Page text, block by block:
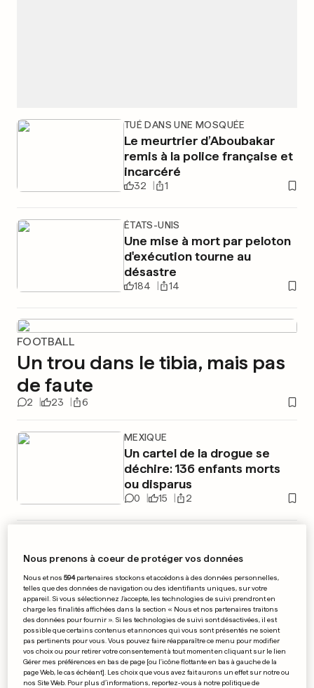
TUÉ DANS UNE MOSQUÉE
Le meurtrier d’Aboubakar
remis à la police française et
incarcéré
32 1
ÉTATS-UNIS
Une mise à mort par peloton
d'exécution tourne au
désastre
184 14
FOOTBALL
Un trou dans le tibia, mais pas
de faute
2 23 6
MEXIQUE
Un cartel de la drogue se
déchire: 136 enfants morts
ou disparus
0 15 2
Elle devrait témoigner lors du
0 22 0
PUBLICITÉ
Nous prenons à coeur de protéger vos données
Nous et nos594partenaires stockons et accédons à des données personnelles,
telles que des données de navigation ou des identifiants uniques, sur votre
appareil. Si vous sélectionnez J'accepte, les technologies de suivi prendront en
charge les finalités affichées dans la section « Nous et nos partenaires traitons
des données pour fournir ». Si les technologies de suivi sont désactivées, il est
possible que certains contenus et annonces qui vous sont présentés ne soient
pas pertinents pour vous. Vous pouvez faire réapparaître ce menu pour modifier
vos choix ou pour retirer votre consentement à tout moment en cliquant sur le lien
Gérer mes préférences en bas de page [ou l'icône flottante en bas à gauche de la
page Web, le cas échéant]. Les choix que vous avez fait aurons un effet sur notre ou
nos Site Web. Pour plus d’informations, reportez-vous à notre politique de